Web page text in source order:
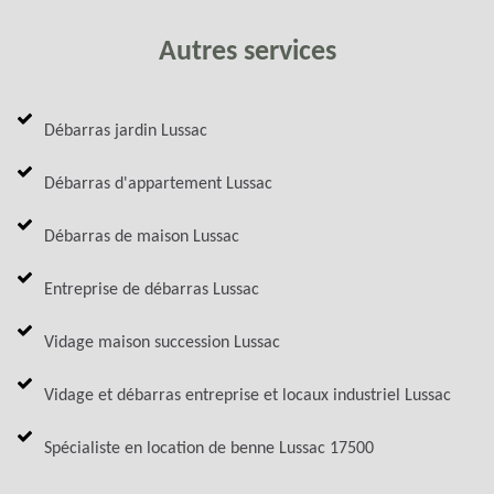
Autres services
Débarras jardin Lussac
Débarras d'appartement Lussac
Débarras de maison Lussac
Entreprise de débarras Lussac
Vidage maison succession Lussac
Vidage et débarras entreprise et locaux industriel Lussac
Spécialiste en location de benne Lussac 17500